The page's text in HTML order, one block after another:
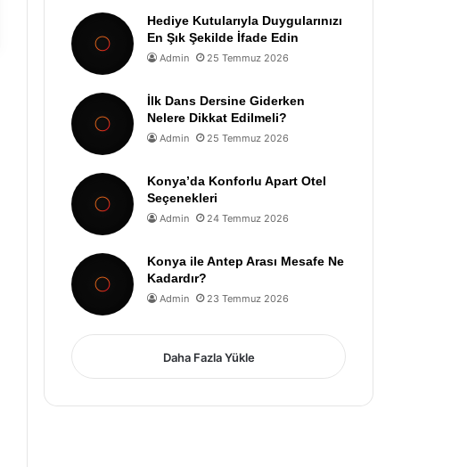
Hediye Kutularıyla Duygularınızı
En Şık Şekilde İfade Edin
Admin 25 Temmuz 2026
İlk Dans Dersine Giderken
Nelere Dikkat Edilmeli?
Admin 25 Temmuz 2026
Konya’da Konforlu Apart Otel
Seçenekleri
Admin 24 Temmuz 2026
Konya ile Antep Arası Mesafe Ne
Kadardır?
Admin 23 Temmuz 2026
Daha Fazla Yükle